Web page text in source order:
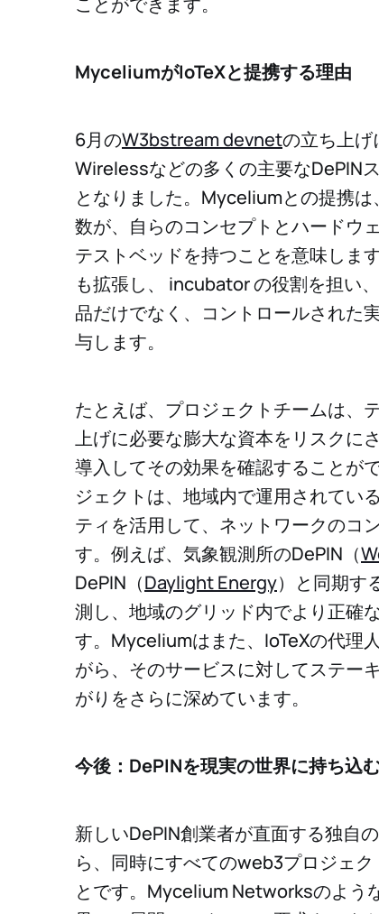
MyceliumがIoTeXと提携する理由
6月のW3bstream devnetの立ち上げ
Wirelessなどの多くの主要なDePIN
となりました。Myceliumとの提携
数が、自らのコンセプトとハードウ
テストベッドを持つことを意味しま
も拡張し、 incubator の役割を担い
品だけでなく、コントロールされた
与します。
たとえば、プロジェクトチームは、
上げに必要な膨大な資本をリスクに
導入してその効果を確認することが
ジェクトは、地域内で運用されてい
ティを活用して、ネットワークのコ
す。例えば、気象観測所のDePIN（
DePIN（Daylight Energy）と同期す
測し、地域のグリッド内でより正確
す。Myceliumはまた、IoTeXの代理
がら、そのサービスに対してステー
がりをさらに深めています。
今後：DePINを現実の世界に持ち込
新しいDePIN創業者が直面する独自
ら、同時にすべてのweb3プロジェ
とです。Mycelium Networksのよう